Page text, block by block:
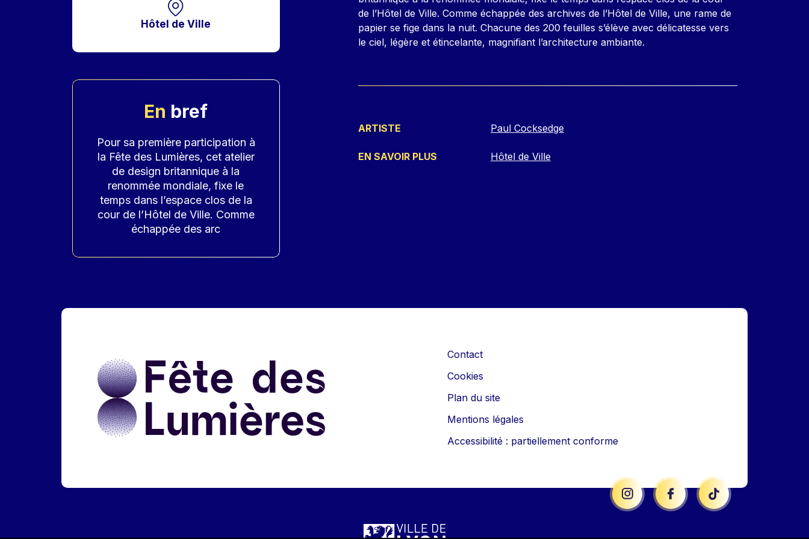
Hôtel de Ville
En bref
Accroche
Pour sa première participation à
la Fête des Lumières, cet atelier
de design britannique à la
renommée mondiale, fixe le
temps dans l’espace clos de la
cour de l’Hôtel de Ville. Comme
échappée des arc
de l’Hôtel de Ville. Comme échappée des archives de l’Hôtel de Ville, une rame de
papier se fige dans la nuit. Chacune des 200 feuilles s’élève avec délicatesse vers
le ciel, légère et étincelante, magnifiant l’architecture ambiante.
ARTISTE Paul Cocksedge
EN SAVOIR PLUS Hôtel de Ville
Contact
Cookies
Plan du site
Mentions légales
Accessibilité : partiellement conforme